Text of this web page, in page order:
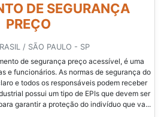
DE SEGURANÇA
PREÇO
/ SÃO PAULO - SP
de segurança preço acessível, é uma
e funcionários. As normas de segurança do
e todos os responsáveis podem receber
possui um tipo de EPIs que devem ser
garantir a proteção do indivíduo que va...